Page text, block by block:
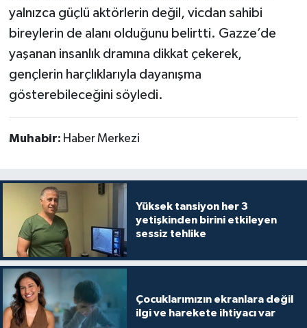
yalnızca güçlü aktörlerin değil, vicdan sahibi
bireylerin de alanı olduğunu belirtti. Gazze’de
yaşanan insanlık dramına dikkat çekerek,
gençlerin harçlıklarıyla dayanışma
gösterebileceğini söyledi.
Muhabir: Haber Merkezi
Yüksek tansiyon her 3
yetişkinden birini etkileyen
sessiz tehlike
Çocuklarımızın ekranlara değil
ilgi ve harekete ihtiyacı var